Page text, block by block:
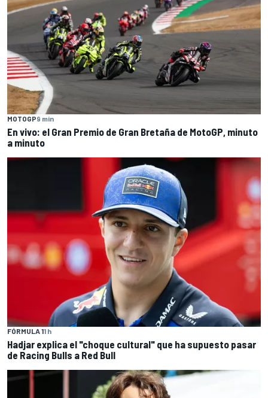
MOTOGP9 min
En vivo: el Gran Premio de Gran Bretaña de MotoGP, minuto
a minuto
FÓRMULA 11 h
Hadjar explica el "choque cultural" que ha supuesto pasar
de Racing Bulls a Red Bull